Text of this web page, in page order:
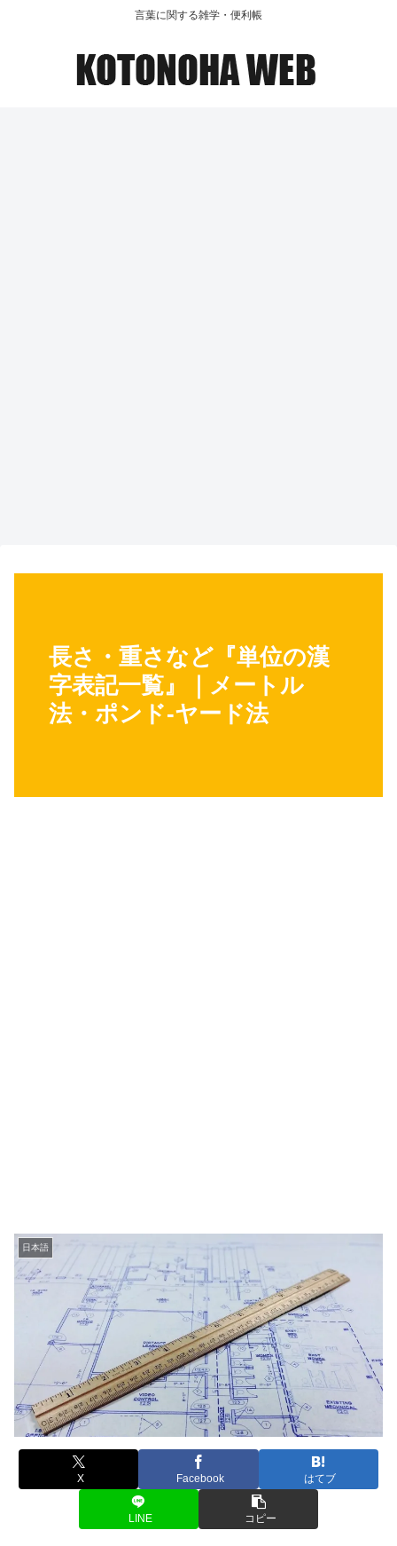
言葉に関する雑学・便利帳
長さ・重さなど『単位の漢
字表記一覧』｜メートル
法・ポンド-ヤード法
日本語
X Facebook はてブ
LINE コピー